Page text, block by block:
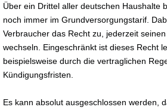
Über ein Drittel aller deutschen Haushalte
noch immer im Grundversorgungstarif.
Verbraucher das Recht zu, jederzeit
wechseln. Eingeschränkt ist dieses Recht
beispielsweise durch die vertraglichen
Kündigungsfristen.
Es kann absolut ausgeschlossen werden,